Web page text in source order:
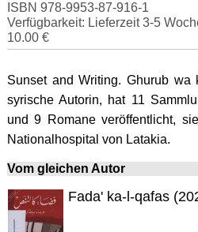
ISBN 978-9953-87-916-1
Verfügbarkeit: Lieferzeit 3-5
10.00 €
Sunset and Writing. Ghurub
syrische Autorin, hat 11
und 9 Romane veröffentlicht,
Nationalhospital von Latakia.
Vom gleichen Autor
Fada' ka-l-qafas